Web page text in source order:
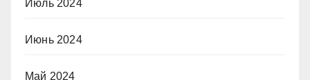
Июль 2024
Июнь 2024
Май 2024